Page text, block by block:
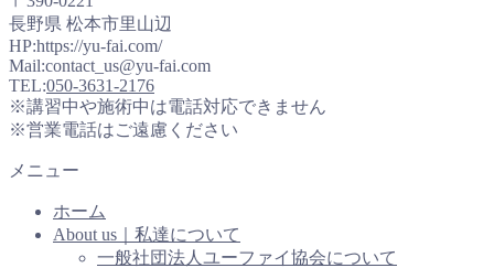
長野県 松本市里山辺
HP:https://yu-fai.com/
Mail:contact_us@yu-fai.com
TEL:050-3631-2176
※講習中や施術中は電話対応できません
※営業電話はご遠慮ください
メニュー
ホーム
About us｜私達について
一般社団法人ユーファイ協会について